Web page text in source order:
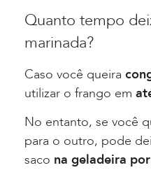
Quanto tempo
marinada?
Caso você queira
utilizar o frango em
No entanto, se você
para o outro, pode
saco na geladeira